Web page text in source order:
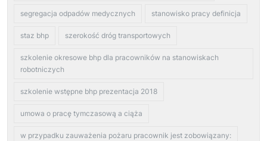
segregacja odpadów medycznych stanowisko pracy definicja
staz bhp szerokość dróg transportowych
szkolenie okresowe bhp dla pracowników na stanowiskach
robotniczych
szkolenie wstępne bhp prezentacja 2018
umowa o pracę tymczasową a ciąża
w przypadku zauważenia pożaru pracownik jest zobowiązany: